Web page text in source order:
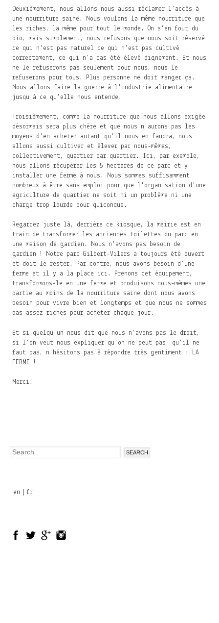
Deuxièmement, nous allons nous aussi réclamer l’accès à
une nourriture saine. Nous voulons la même nourriture que
les riches, la même pour tout le monde. On s'en fout du
bio, mais simplement, nous refusons que nous soit réservé
ce qui n'est pas naturel ce qui n'est pas cultivé
correctement, ce qui n'a pas été élevé dignement. Et nous
ne le refuserons pas seulement pour nous, nous le
refuserons pour tous. Plus personne ne doit manger ça.
Nous allons faire la guerre à l'industrie alimentaire
jusqu'à ce qu'elle nous entende.
Troisièmement, comme la nourriture que nous allons exigée
désormais sera plus chère et que nous n'aurons pas les
moyens d'en acheter autant qu'il nous en faudra, nous
allons aussi cultiver et élever par nous-mêmes,
collectivement, quartier par quartier. Ici, par exemple,
nous allons récupérer les 5 hectares de ce parc et y
installer une ferme à nous. Nous sommes suffisamment
nombreux à être sans emploi pour que l'organisation d'une
agriculture de quartier ne soit ni un problème ni une
charge trop lourde pour quiconque.
Regardez juste là, derrière ce kiosque, la mairie est en
train de transformer les anciennes toilettes du parc en
une maison de gardien. Nous n'avons pas besoin de
gardien ! Notre parc Gilbert-Vilers a toujours été ouvert
et doit le rester. Par contre, nous avons besoin d'une
ferme et il y a la place ici. Prenons cet équipement,
transformons-le en une ferme et produisons nous-mêmes une
partie au moins de la nourriture saine dont nous avons
besoin pour vivre bien et longtemps et que nous ne sommes
pas assez riches pour acheter chaque jour.
Et si quelqu'un nous dit que nous n'avons pas le droit,
si l'on veut nous expliquer qu'on ne peut pas, qu'il ne
faut pas, n'hésitons pas à répondre très gentiment : LA
FERME !
Merci.
Search
en fr